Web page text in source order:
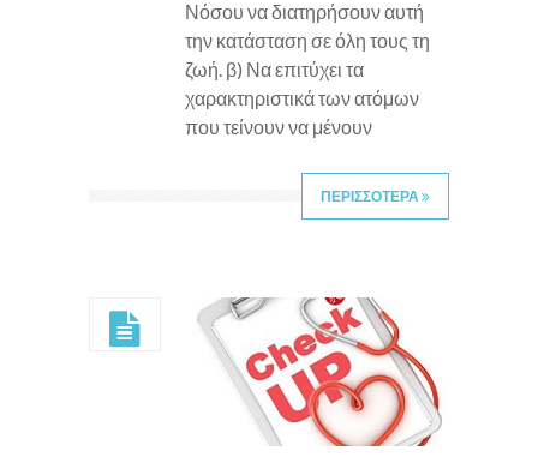
Νόσου να διατηρήσουν αυτή
την κατάσταση σε όλη τους τη
ζωή. β) Να επιτύχει τα
χαρακτηριστικά των ατόμων
που τείνουν να μένουν
ΠΕΡΙΣΣΟΤΕΡΑ